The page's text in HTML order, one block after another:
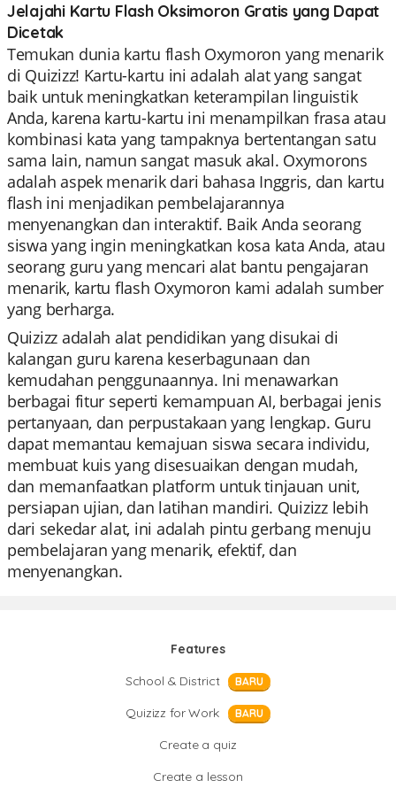
Jelajahi Kartu Flash Oksimoron Gratis yang Dapat
Dicetak
Temukan dunia kartu flash Oxymoron yang menarik
di Quizizz! Kartu-kartu ini adalah alat yang sangat
baik untuk meningkatkan keterampilan linguistik
Anda, karena kartu-kartu ini menampilkan frasa atau
kombinasi kata yang tampaknya bertentangan satu
sama lain, namun sangat masuk akal. Oxymorons
adalah aspek menarik dari bahasa Inggris, dan kartu
flash ini menjadikan pembelajarannya
menyenangkan dan interaktif. Baik Anda seorang
siswa yang ingin meningkatkan kosa kata Anda, atau
seorang guru yang mencari alat bantu pengajaran
menarik, kartu flash Oxymoron kami adalah sumber
yang berharga.
Quizizz adalah alat pendidikan yang disukai di
kalangan guru karena keserbagunaan dan
kemudahan penggunaannya. Ini menawarkan
berbagai fitur seperti kemampuan AI, berbagai jenis
pertanyaan, dan perpustakaan yang lengkap. Guru
dapat memantau kemajuan siswa secara individu,
membuat kuis yang disesuaikan dengan mudah,
dan memanfaatkan platform untuk tinjauan unit,
persiapan ujian, dan latihan mandiri. Quizizz lebih
dari sekedar alat, ini adalah pintu gerbang menuju
pembelajaran yang menarik, efektif, dan
menyenangkan.
Features
School & District
BARU
Quizizz for Work BARU
Create a quiz
Create a lesson